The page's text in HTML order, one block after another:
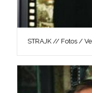
STRAJK // Fotos /